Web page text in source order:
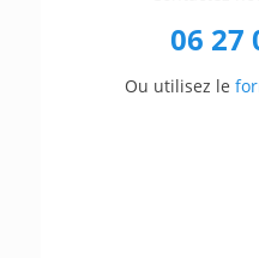
06 27
Ou utilisez le